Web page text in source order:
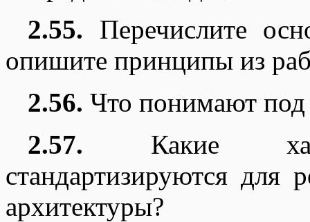
2.55. Перечислите
опишите принципы из
2.56. Что понимают
2.57. Какие
стандартизируются для
архитектуры?